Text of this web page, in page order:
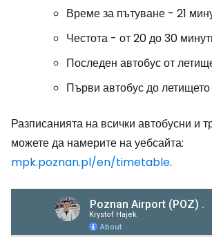
Време за пътуване - 21
Честота - от 20 до 30
Последен автобус от
Първи автобус до
Разписанията на всички автобусни и
можете да намерите на уебсайта:
mpk.poznan.pl/en/timetable.